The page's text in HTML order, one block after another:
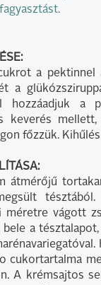
a pektinnel
a
hozzáadjuk a
keverés
főzzük.
átmérőjű
méretre vágott
bele a
cukortartalma
A krémsajtos